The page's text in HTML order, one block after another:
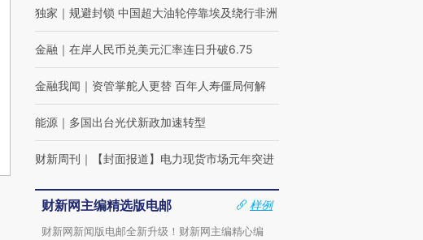
独家 ｜ 规避封锁 中国超大油轮停靠埃及绕行非洲
金融 ｜ 在岸人民币兑美元汇率连日升破6.75
金融我闻 ｜ 资管掌舵人更替 百年人寿僵局何解
能源 ｜ 多国出台光伏新政加速转型
财新周刊 ｜ 【封面报道】电力现货市场元年突进
财新网主编精选版电邮
样例
财新网新闻版电邮全新升级！财新网主编精心编